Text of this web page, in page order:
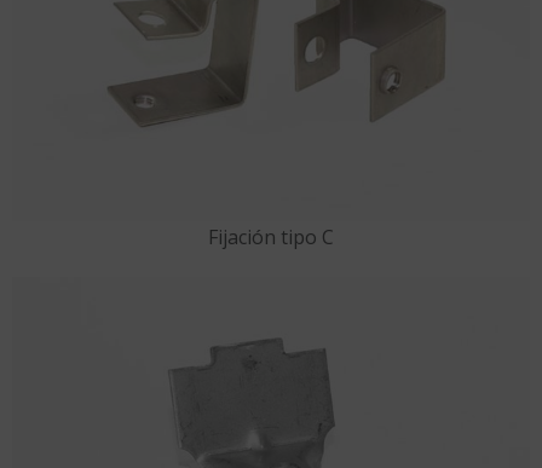
Fijación tipo C